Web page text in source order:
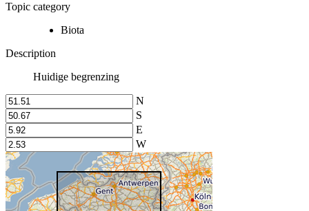
Topic category
Biota
Description
Huidige begrenzing
N
S
E
W